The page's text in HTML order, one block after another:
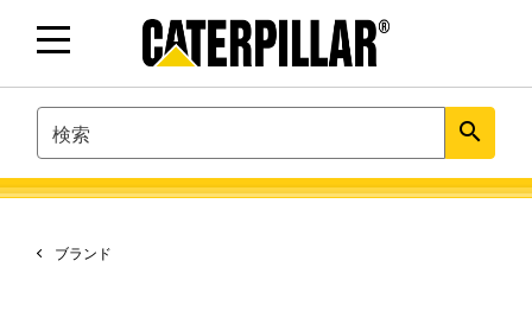
SEARCH search
ブランド